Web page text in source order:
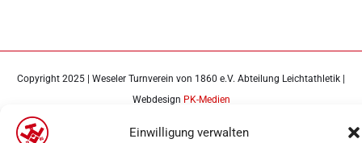
Einwilligung verwalten
Copyright 2025 | Weseler Turnverein von 1860 e.V. Abteilung Leichtathletik |
Webdesign PK-Medien